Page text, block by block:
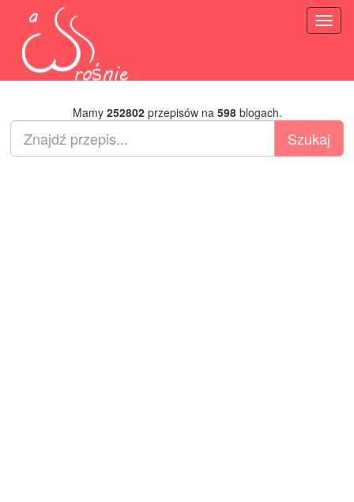
Mamy 252802przepisów na 598blogach.